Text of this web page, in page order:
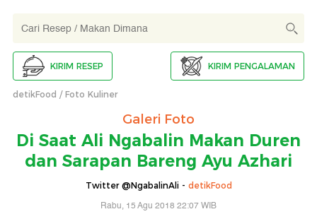
KIRIM RESEP KIRIM PENGALAMAN
detikFood Foto Kuliner
Galeri Foto
Di Saat Ali Ngabalin Makan Duren
dan Sarapan Bareng Ayu Azhari
Twitter @NgabalinAli - detikFood
Rabu, 15 Agu 2018 22:07 WIB